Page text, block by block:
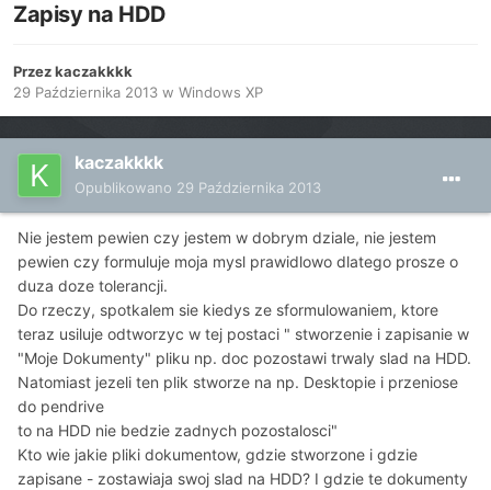
Zapisy na HDD
Przezkaczakkkk
29 Października 2013 w Windows XP
kaczakkkk
Opublikowano 29 Października 2013
Nie jestem pewien czy jestem w dobrym dziale, nie jestem
pewien czy formuluje moja mysl prawidlowo dlatego prosze o
duza doze tolerancji.
Do rzeczy, spotkalem sie kiedys ze sformulowaniem, ktore
teraz usiluje odtworzyc w tej postaci " stworzenie i zapisanie w
"Moje Dokumenty" pliku np. doc pozostawi trwaly slad na HDD.
Natomiast jezeli ten plik stworze na np. Desktopie i przeniose
do pendrive
to na HDD nie bedzie zadnych pozostalosci"
Kto wie jakie pliki dokumentow, gdzie stworzone i gdzie
zapisane - zostawiaja swoj slad na HDD? I gdzie te dokumenty